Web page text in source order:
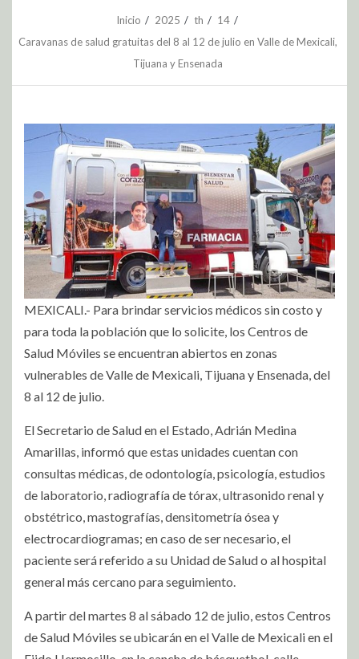
Inicio 2025 th
14
Caravanas de salud gratuitas del 8 al 12 de julio en Valle de Mexicali,
Tijuana y Ensenada
MEXICALI.- Para brindar servicios médicos sin costo y
para toda la población que lo solicite, los Centros de
Salud Móviles se encuentran abiertos en zonas
vulnerables de Valle de Mexicali, Tijuana y Ensenada, del
8 al 12 de julio.
El Secretario de Salud en el Estado, Adrián Medina
Amarillas, informó que estas unidades cuentan con
consultas médicas, de odontología, psicología, estudios
de laboratorio, radiografía de tórax, ultrasonido renal y
obstétrico, mastografías, densitometría ósea y
electrocardiogramas; en caso de ser necesario, el
paciente será referido a su Unidad de Salud o al hospital
general más cercano para seguimiento.
A partir del martes 8 al sábado 12 de julio, estos Centros
de Salud Móviles se ubicarán en el Valle de Mexicali en el